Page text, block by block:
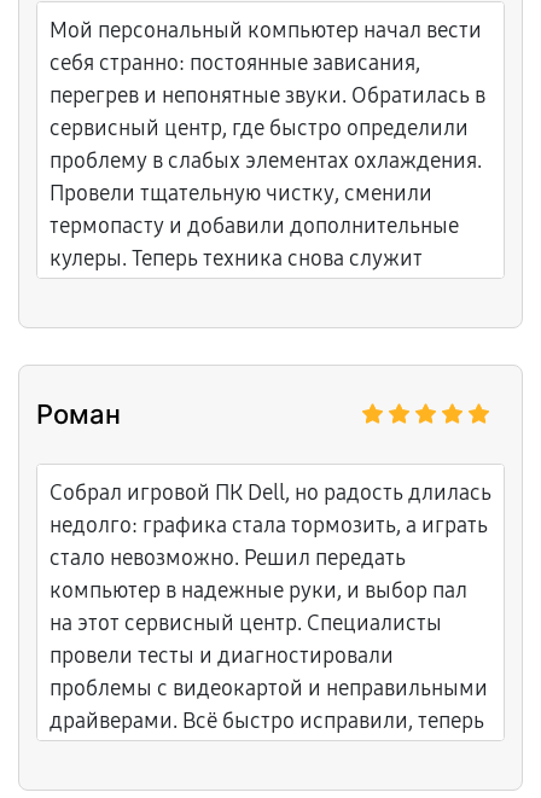
Мой персональный компьютер начал вести
себя странно: постоянные зависания,
перегрев и непонятные звуки. Обратилась в
сервисный центр, где быстро определили
проблему в слабых элементах охлаждения.
Провели тщательную чистку, сменили
термопасту и добавили дополнительные
кулеры. Теперь техника снова служит
мастеру Константину за четкую работу.
Роман
Собрал игровой ПК Dell, но радость длилась
недолго: графика стала тормозить, а играть
стало невозможно. Решил передать
компьютер в надежные руки, и выбор пал
на этот сервисный центр. Специалисты
провели тесты и диагностировали
проблемы с видеокартой и неправильными
драйверами. Всё быстро исправили, теперь
максимальных оборотах.